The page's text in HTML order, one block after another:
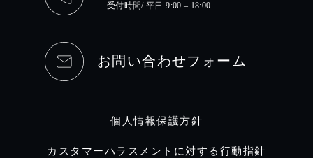
受付時間/ 平日 9:00 – 18:00
お問い合わせフォーム
個人情報保護方針
カスタマーハラスメントに対する行動指針